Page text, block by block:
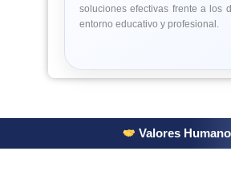
soluciones efectivas frente a los
entorno educativo y profesional.
Valores